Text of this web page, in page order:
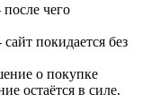
чего
покидается без
о покупке
остаётся в силе.